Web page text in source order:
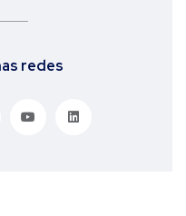
redes